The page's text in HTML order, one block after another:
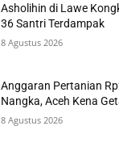
Asholihin di Lawe
36 Santri Terdampak
8 Agustus 2026
Anggaran Pertanian
Nangka, Aceh Kena
8 Agustus 2026